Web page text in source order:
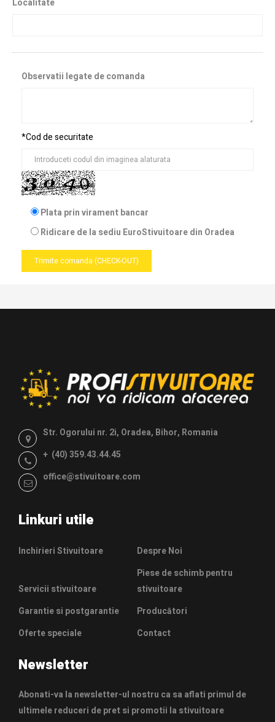
Observatii legate de comanda
*Cod de securitate
Plata prin virament bancar
Ridicare de la sediu EuroStivuitoare din Oradea
Trimite comanda (CHECK-OUT)
Str. Ogorului nr. 2i, Oradea, Bihor, Romania
+ (40) 359.43.44.45
office@stivuitoare.com
Linkuri utile
Inchirieri Stivuitoare Despre Noi
Servicii stivuitoare
Piese de schimb pentru
stivuitoare
Garantie si postgarantie
Producători
Oferte speciale
Contact
Newsletter
Abonati-va la newsletter-ul nostru ca sa aflati primul de
ultimele reduceri de pret si promotii la stivuitoare